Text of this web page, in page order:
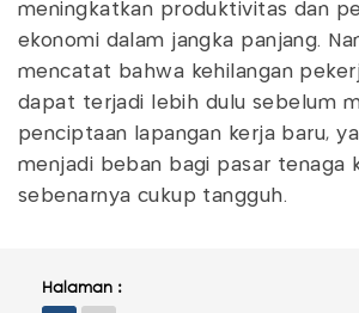
meningkatkan produktivitas dan
ekonomi dalam jangka panjang.
mencatat bahwa kehilangan
dapat terjadi lebih dulu sebelum
penciptaan lapangan kerja baru,
menjadi beban bagi pasar tenaga
sebenarnya cukup tangguh.
Halaman :